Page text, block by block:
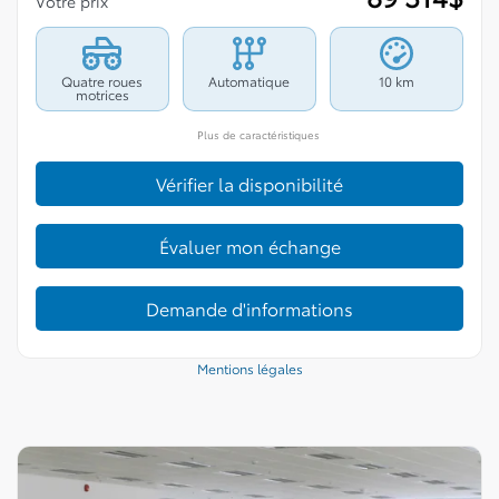
Quatre roues
motrices
Automatique 10 km
Plus de caractéristiques
Vérifier la disponibilité
Évaluer mon échange
Demande d'informations
Mentions légales